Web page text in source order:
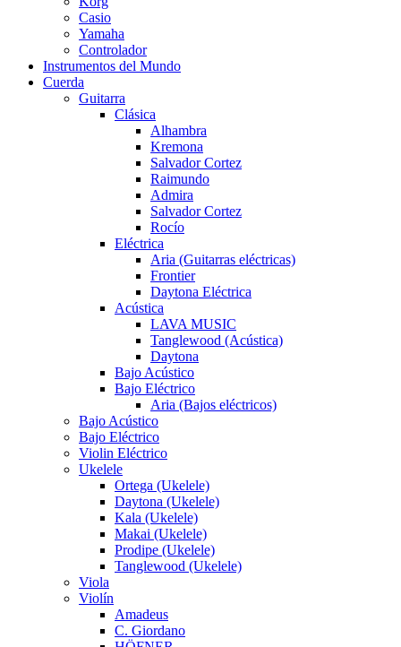
Casio
Yamaha
Controlador
Instrumentos del Mundo
Cuerda
Guitarra
Clásica
Alhambra
Kremona
Salvador Cortez
Raimundo
Admira
Salvador Cortez
Rocío
Eléctrica
Aria (Guitarras eléctricas)
Frontier
Daytona Eléctrica
Acústica
LAVA MUSIC
Tanglewood (Acústica)
Daytona
Bajo Acústico
Bajo Eléctrico
Aria (Bajos eléctricos)
Bajo Acústico
Bajo Eléctrico
Violin Eléctrico
Ukelele
Ortega (Ukelele)
Daytona (Ukelele)
Kala (Ukelele)
Makai (Ukelele)
Prodipe (Ukelele)
Tanglewood (Ukelele)
Viola
Violín
Amadeus
C. Giordano